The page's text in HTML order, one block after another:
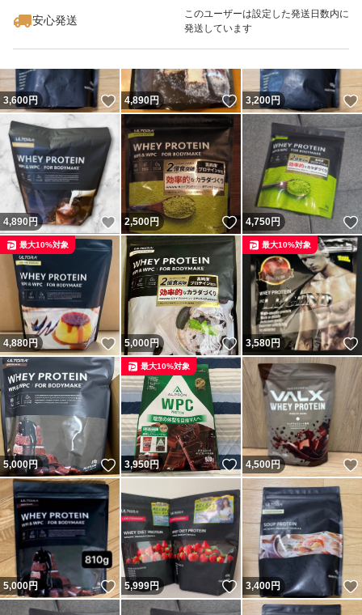
安心発送
このユーザーは設定した発送日数内に
発送しています
3,600円 いいね！
4,890円 いいね！
3,200円
4,890 円 いいね！
2,500円 いいね！
4,750円
4,880円 いいね！
最大10%対象
5,000円 いいね！
3,580円
最大10%対象
5,000円 いいね！
3,950円 いいね！
最大10%対象
4,500円
5,000円 いいね！
5,999円 いいね！
3,400円